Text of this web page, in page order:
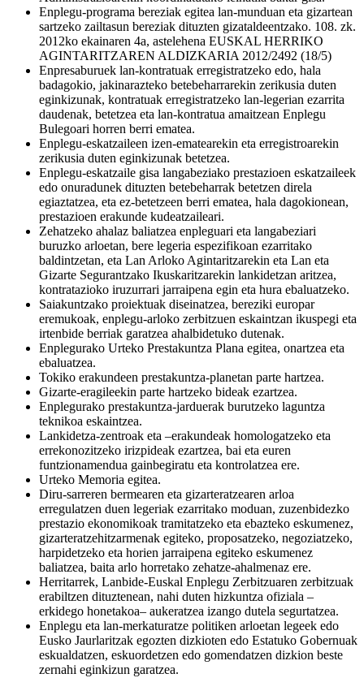
Enplegu-programa bereziak egitea lan-munduan eta gizartean
sartzeko zailtasun bereziak dituzten gizataldeentzako. 108. zk.
2012ko ekainaren 4a, astelehena EUSKAL HERRIKO
AGINTARITZAREN ALDIZKARIA 2012/2492 (18/5)
Enpresaburuek lan-kontratuak erregistratzeko edo, hala
badagokio, jakinarazteko betebeharrarekin zerikusia duten
eginkizunak, kontratuak erregistratzeko lan-legerian ezarrita
daudenak, betetzea eta lan-kontratua amaitzean Enplegu
Bulegoari horren berri ematea.
Enplegu-eskatzaileen izen-ematearekin eta erregistroarekin
zerikusia duten eginkizunak betetzea.
Enplegu-eskatzaile gisa langabeziako prestazioen eskatzaileek
edo onuradunek dituzten betebeharrak betetzen direla
egiaztatzea, eta ez-betetzeen berri ematea, hala dagokionean,
prestazioen erakunde kudeatzaileari.
Zehatzeko ahalaz baliatzea enpleguari eta langabeziari
buruzko arloetan, bere legeria espezifikoan ezarritako
baldintzetan, eta Lan Arloko Agintaritzarekin eta Lan eta
Gizarte Segurantzako Ikuskaritzarekin lankidetzan aritzea,
kontratazioko iruzurrari jarraipena egin eta hura ebaluatzeko.
Saiakuntzako proiektuak diseinatzea, bereziki europar
eremukoak, enplegu-arloko zerbitzuen eskaintzan ikuspegi eta
irtenbide berriak garatzea ahalbidetuko dutenak.
Enplegurako Urteko Prestakuntza Plana egitea, onartzea eta
ebaluatzea.
Tokiko erakundeen prestakuntza-planetan parte hartzea.
Gizarte-eragileekin parte hartzeko bideak ezartzea.
Enplegurako prestakuntza-jarduerak burutzeko laguntza
teknikoa eskaintzea.
Lankidetza-zentroak eta –erakundeak homologatzeko eta
errekonozitzeko irizpideak ezartzea, bai eta euren
funtzionamendua gainbegiratu eta kontrolatzea ere.
Urteko Memoria egitea.
Diru-sarreren bermearen eta gizarteratzearen arloa
erregulatzen duen legeriak ezarritako moduan, zuzenbidezko
prestazio ekonomikoak tramitatzeko eta ebazteko eskumenez,
gizarteratzehitzarmenak egiteko, proposatzeko, negoziatzeko,
harpidetzeko eta horien jarraipena egiteko eskumenez
baliatzea, baita arlo horretako zehatze-ahalmenaz ere.
Herritarrek, Lanbide-Euskal Enplegu Zerbitzuaren zerbitzuak
erabiltzen dituztenean, nahi duten hizkuntza ofiziala –
erkidego honetakoa– aukeratzea izango dutela segurtatzea.
Enplegu eta lan-merkaturatze politiken arloetan legeek edo
Eusko Jaurlaritzak egozten dizkioten edo Estatuko Gobernuak
eskualdatzen, eskuordetzen edo gomendatzen dizkion beste
zernahi eginkizun garatzea.